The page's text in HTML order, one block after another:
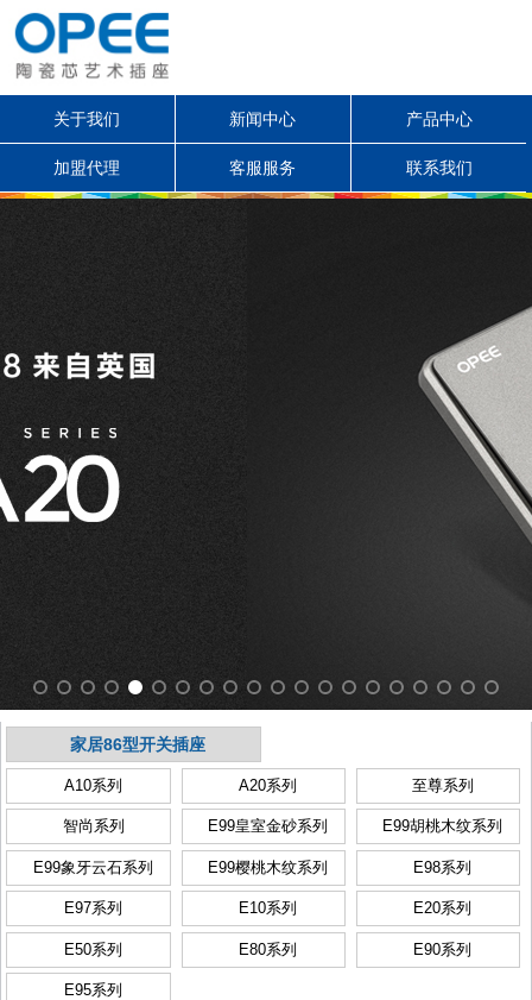
关于我们 新闻中心 产品中心
加盟代理 客服服务 联系我们
家居86型开关插座
A10系列 A20系列 至尊系列
智尚系列 E99皇室金砂系列 E99胡桃木纹系列
E99象牙云石系列 E99樱桃木纹系列 E98系列
E97系列 E10系列 E20系列
E50系列 E80系列 E90系列
E95系列